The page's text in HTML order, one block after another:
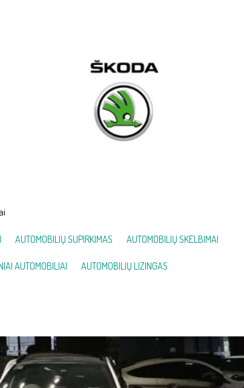
AUTOMOBILIŲ SUPIRKIMAS AUTOMOBILIŲ SKELBIMAI
AUTOMOBILIAI AUTOMOBILIŲ LIZINGAS